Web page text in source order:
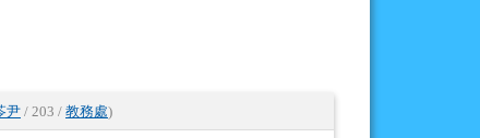
尹/ 203 / 教務處)